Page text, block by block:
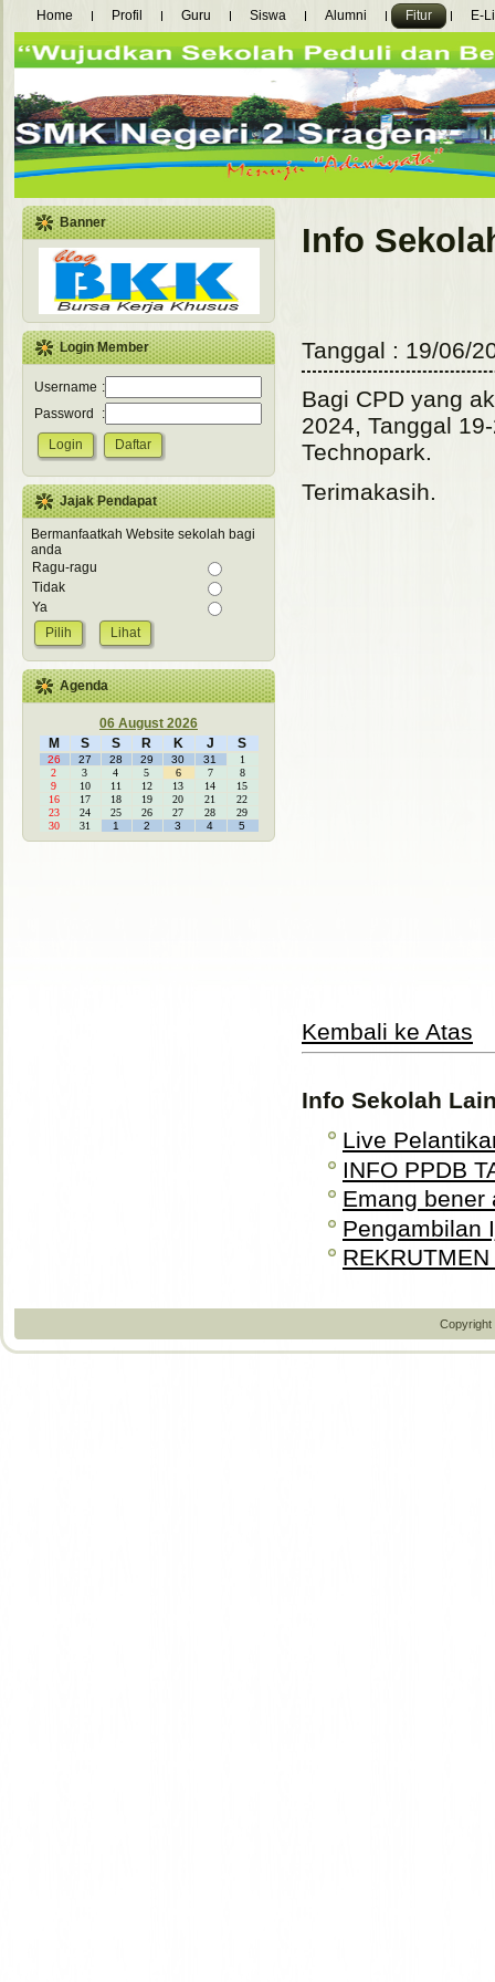
Home Profil Guru Siswa Alumni Fitur E-
Banner
Login Member
Username :
Password
:
Jajak Pendapat
Bermanfaatkah Website sekolah bagi
anda
Ragu-ragu
Tidak
Ya
Lihat
Agenda
06 August 2026
M
S S R K J S
26 27 28 29 30 31
1
2
3 4 5 6 7
8
9
10 11 12 13 14
15
16
17 18 19 20 21
22
23
24 25 26 27 28
29
30
31 1 2 3 4 5
Info
Tanggal : 19/06/
Bagi CPD yang
2024, Tanggal
Technopark.
Terimakasih.
Kembali ke Atas
Info Sekolah
Live
INFO PPDB
Emang bener
Pengambilan